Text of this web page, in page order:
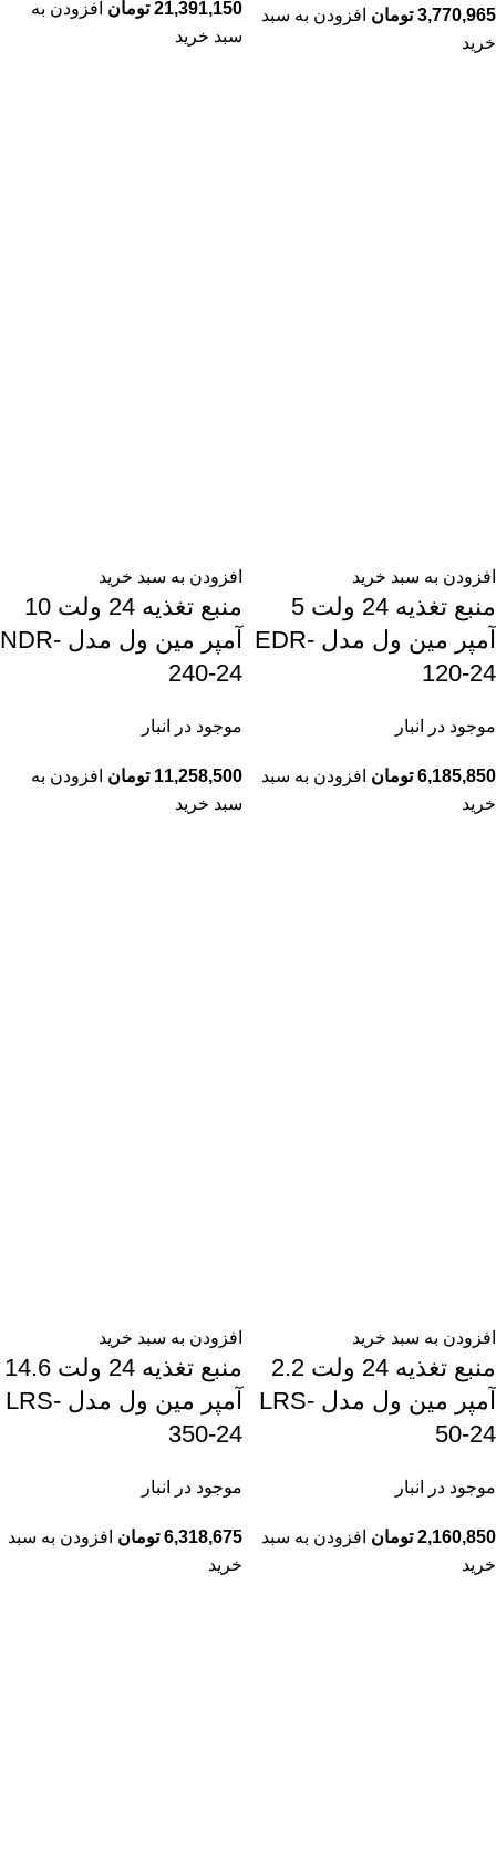
3,770,965 تومان افزودن به سبد
خرید
21,391,150 تومان افزودن به
سبد خرید
افزودن به سبد خرید
منبع تغذیه 24 ولت 5
آمپر مین ول مدل EDR-
120-24
موجود در انبار
6,185,850 تومان افزودن به سبد
خرید
افزودن به سبد خرید
منبع تغذیه 24 ولت 10
آمپر مین ول مدل NDR-
240-24
موجود در انبار
11,258,500 تومان افزودن به
سبد خرید
افزودن به سبد خرید
منبع تغذیه 24 ولت 2.2
آمپر مین ول مدل LRS-
50-24
موجود در انبار
2,160,850 تومان افزودن به سبد
خرید
افزودن به سبد خرید
منبع تغذیه 24 ولت 14.6
آمپر مین ول مدل LRS-
350-24
موجود در انبار
6,318,675 تومان افزودن به سبد
خرید